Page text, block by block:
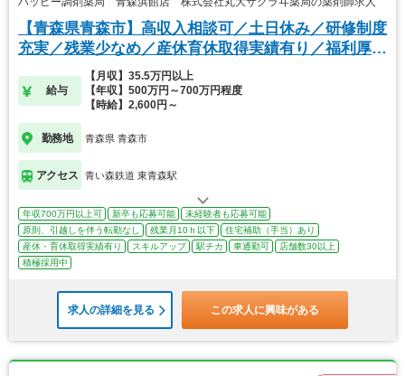
【青森県青森市】高収入相談可／土日休み／研修制度
充実／残業少なめ／産休育休取得実績有り／福利厚生
給与
【月収】35.5万円以上
【年収】500万円～700万円程度
【時給】2,600円～
勤務地 青森県 青森市
アクセス 青い森鉄道 東青森駅
年収700万円以上可 新卒も応募可能
未経験者も応募可能
原則、引越しを伴う転勤なし
残業月10ｈ以下
住宅補助（手当）あり
産休・育休取得実績有り
スキルアップ 駅チカ 車通勤可
店舗数30以上
積極採用中
求人の詳細を見る この求人に興味がある